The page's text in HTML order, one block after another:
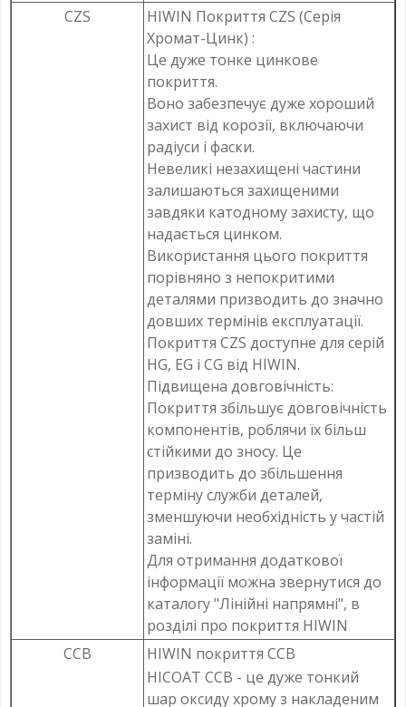
CZS
HIWIN Покриття CZS (Серія
Хромат-Цинк) :
Це дуже тонке цинкове
покриття.
Воно забезпечує дуже хороший
захист від корозії, включаючи
радіуси і фаски.
Невеликі незахищені частини
залишаються захищеними
завдяки катодному захисту, що
надається цинком.
Використання цього покриття
порівняно з непокритими
деталями призводить до значно
довших термінів експлуатації.
Покриття CZS доступне для серій
HG, EG і CG від HIWIN.
Підвищена довговічність:
Покриття збільшує довговічність
компонентів, роблячи їх більш
стійкими до зносу. Це
призводить до збільшення
терміну служби деталей,
зменшуючи необхідність у частій
заміні.
Для отримання додаткової
інформації можна звернутися до
каталогу "Лінійні напрямні", в
розділі про покриття HIWIN
CCB
HIWIN покриття CCB
HICOAT CCB - це дуже тонкий
шар оксиду хрому з накладеним